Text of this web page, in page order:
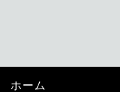
ホーム